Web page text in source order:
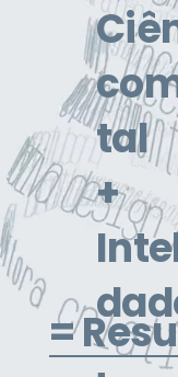
tal
+
=